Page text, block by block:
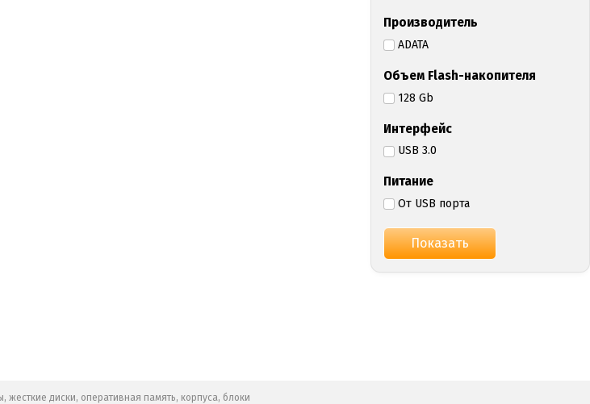
Производитель
ADATA
Объем Flash-накопителя
128 Gb
Интерфейс
USB 3.0
Питание
От USB порта
диски, оперативная память, корпуса, блоки